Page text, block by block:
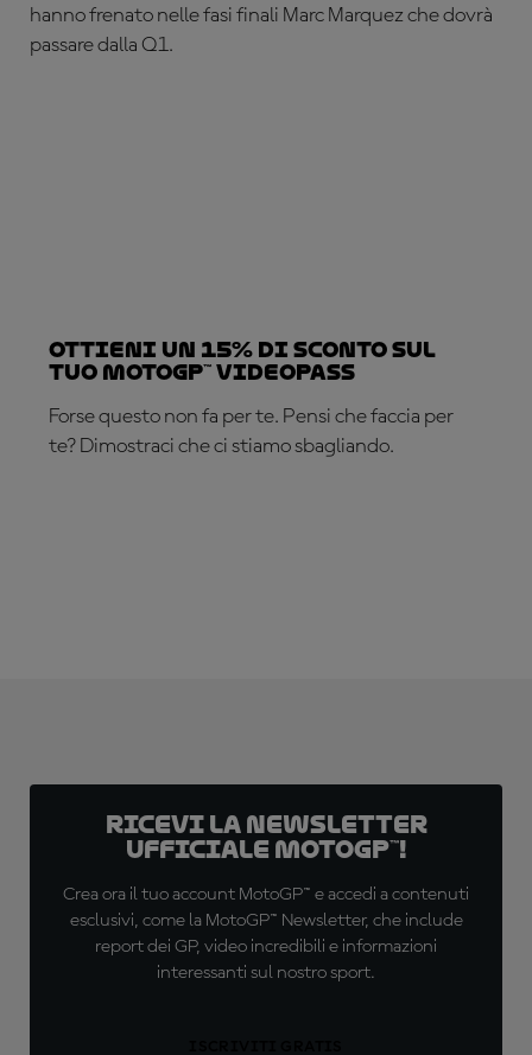
hanno frenato nelle fasi finali Marc Marquez che dovrà
passare dalla Q1.
Ottieni un 15% di sconto sul
tuo MotoGP™ VideoPass
Forse questo non fa per te. Pensi che faccia per
te? Dimostraci che ci stiamo sbagliando.
Ricevi la newsletter
ufficiale MotoGP™!
Crea ora il tuo account MotoGP™ e accedi a contenuti
esclusivi, come la MotoGP™ Newsletter, che include
report dei GP, video incredibili e informazioni
interessanti sul nostro sport.